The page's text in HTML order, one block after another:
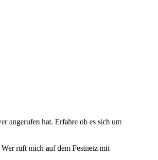
angerufen hat. Erfahre ob es sich um
ruft mich auf dem Festnetz mit